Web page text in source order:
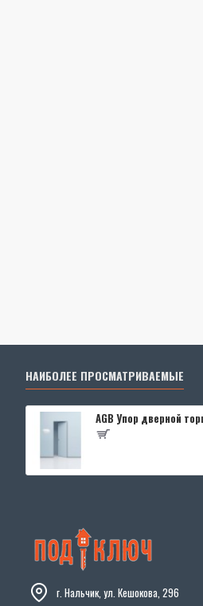
НАИБОЛЕЕ ПРОСМАТРИВАЕМЫЕ
г. Нальчик, ул. Кешокова, 296